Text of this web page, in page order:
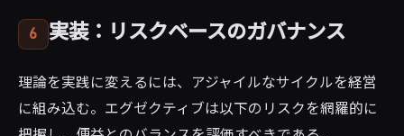
6 実装：リスクベースのガバナンス
理論を実践に変えるには、アジャイルなサイクルを経営
に組み込む。エグゼクティブは以下のリスクを網羅的に